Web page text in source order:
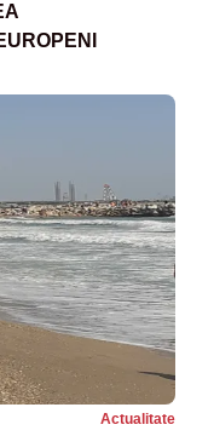
Actualitate